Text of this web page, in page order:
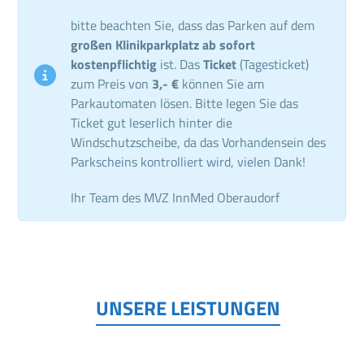
bitte beachten Sie, dass das Parken auf dem
großen Klinikparkplatz ab sofort
kostenpflichtig ist. DasTicket (Tagesticket)
zum Preis von 3,- € können Sie am
Parkautomaten lösen. Bitte legen Sie das
Ticket gut leserlich hinter die
Windschutzscheibe, da das Vorhandensein des
Parkscheins kontrolliert wird, vielen Dank!
Ihr Team des MVZ InnMed Oberaudorf
UNSERE LEISTUNGEN